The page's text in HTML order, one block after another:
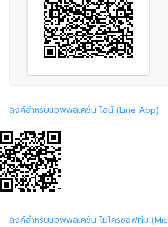
ลิงค์สำหรับแอพพลิเคชั่น ไลน์ (Line App)
ลิงค์สำหรับแอพพลิเคชั่น ไมโครซอฟทีม